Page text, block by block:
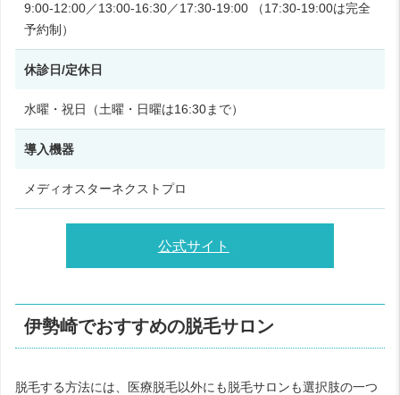
9:00‑12:00／13:00-16:30／17:30-19:00 （17:30-19:00は完全
予約制）
休診日/定休日
水曜・祝日（土曜・日曜は16:30まで）
導入機器
メディオスターネクストプロ
公式サイト
伊勢崎でおすすめの脱毛サロン
脱毛する方法には、医療脱毛以外にも脱毛サロンも選択肢の一つ